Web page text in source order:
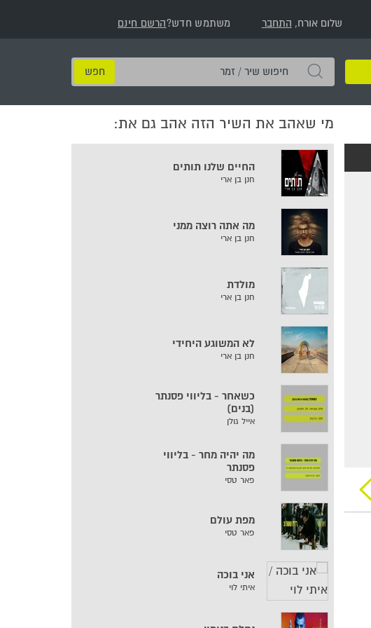
שלום אורח, התחבר משתמש חדש?הרשם חינם
חיפוש
שיר
/
זמרמי שאהב את השיר הזה אהב גם את:
החיים שלנו תותים
חנן בן ארי
מה אתה רוצה ממני
חנן בן ארי
מולדת
חנן בן ארי
לא המשוגע היחידי
חנן בן ארי
כשאחר - בליווי פסנתר
(בנים)
אייל גולן
מה יהיה מחר - בליווי
פסנתר
פאר טסי
מפת עולם
פאר טסי
אני בוכה
איתי לוי